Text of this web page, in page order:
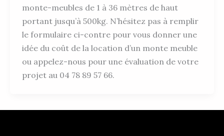
monte-meubles de 1 à 36 mètres de haut
portant jusqu’à 500kg. N’hésitez pas à remplir
le formulaire ci-contre pour vous donner une
idée du coût de la location d’un monte meuble
ou appelez-nous pour une évaluation de votre
projet au 04 78 89 57 66.